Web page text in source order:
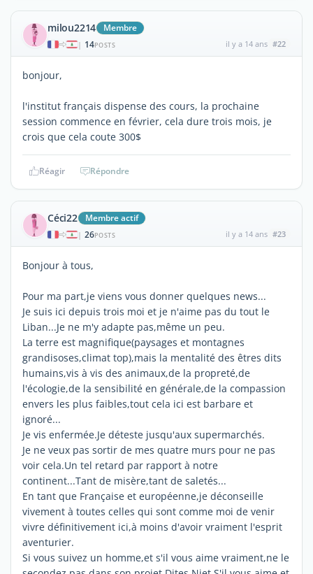
milou2214 Membre
| 14POSTS il y a 14 ans #22
bonjour,
l'institut français dispense des cours, la prochaine
session commence en février, cela dure trois mois, je
crois que cela coute 300$
Réagir Répondre
Céci22 Membre actif
| 26POSTS il y a 14 ans #23
Bonjour à tous,
Pour ma part,je viens vous donner quelques news...
Je suis ici depuis trois moi et je n'aime pas du tout le
Liban...Je ne m'y adapte pas,même un peu.
La terre est magnifique(paysages et montagnes
grandisoses,climat top),mais la mentalité des êtres dits
humains,vis à vis des animaux,de la propreté,de
l'écologie,de la sensibilité en générale,de la compassion
envers les plus faibles,tout cela ici est barbare et
ignoré...
Je vis enfermée.Je déteste jusqu'aux supermarchés.
Je ne veux pas sortir de mes quatre murs pour ne pas
voir cela.Un tel retard par rapport à notre
continent...Tant de misère,tant de saletés...
En tant que Française et européenne,je déconseille
vivement à toutes celles qui sont comme moi de venir
vivre définitivement ici,à moins d'avoir vraiment l'esprit
aventurier.
Si vous suivez un homme,et s'il vous aime vraiment,ne le